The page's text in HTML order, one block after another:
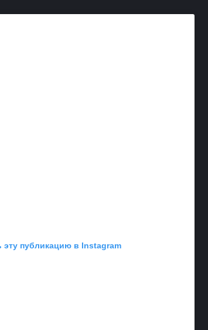
эту публикацию в Instagram